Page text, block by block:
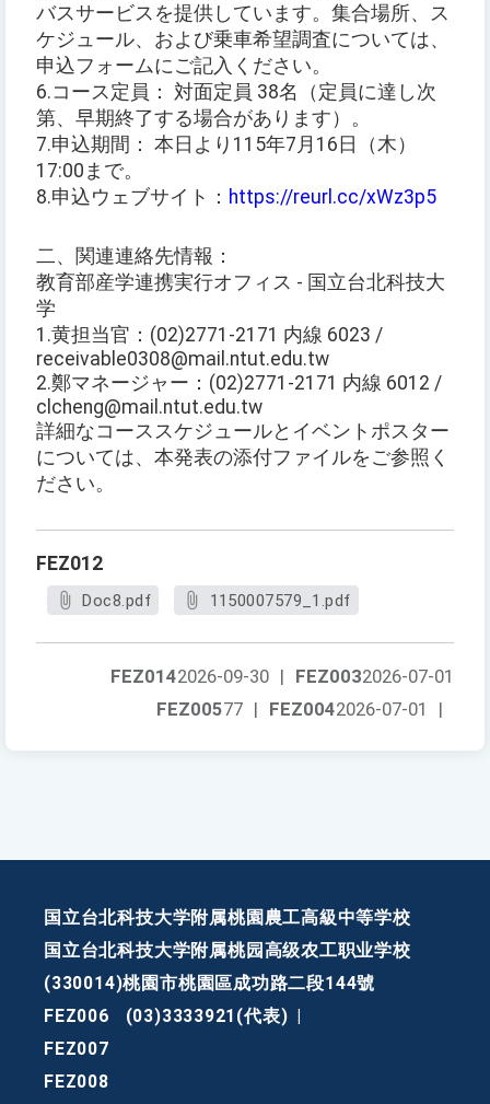
バスサービスを提供しています。集合場所、ス
ケジュール、および乗車希望調査については、
申込フォームにご記入ください。
6.コース定員： 対面定員 38名（定員に達し次
第、早期終了する場合があります）。
7.申込期間： 本日より115年7月16日（木）
17:00まで。
8.申込ウェブサイト： https://reurl.cc/xWz3p5
二、関連連絡先情報：
教育部産学連携実行オフィス - 国立台北科技大
学
1.黄担当官：(02)2771-2171 内線 6023 /
receivable0308@mail.ntut.edu.tw
2.鄭マネージャー：(02)2771-2171 内線 6012 /
clcheng@mail.ntut.edu.tw
詳細なコーススケジュールとイベントポスター
については、本発表の添付ファイルをご参照く
ださい。
FEZ012
Doc8.pdf 1150007579_1.pdf
FEZ0032026-07-01
FEZ0142026-09-30 |
FEZ0042026-07-01 |
FEZ00577 |
国立台北科技大学附属桃園農工高級中等学校
国立台北科技大学附属桃园高级农工职业学校
(330014)桃園市桃園區成功路二段144號
FEZ006
(03)3333921(代表)
FEZ007
FEZ008